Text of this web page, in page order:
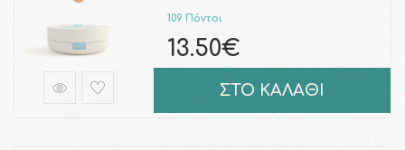
109 Πόντοι
13.50€
ΣΤΟ ΚΑΛΑΘΙ